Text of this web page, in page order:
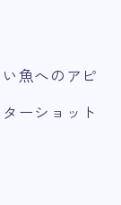
魚へのアピ
ーショット